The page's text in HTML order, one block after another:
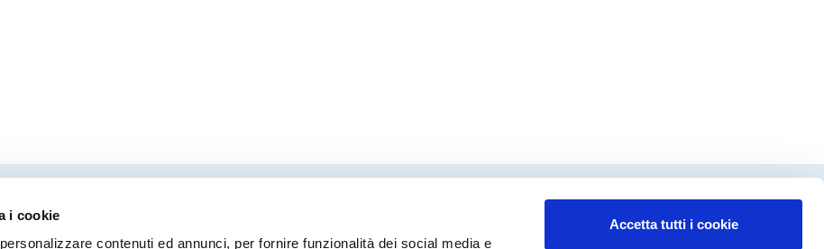
i cookie
contenuti ed annunci, per fornire funzionalità dei social media e
Accetta tutti i cookie
Direttore responsabile Coordinamento editoriale